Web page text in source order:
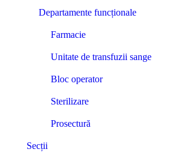
Departamente funcționale
Farmacie
Unitate de transfuzii sange
Bloc operator
Sterilizare
Prosectură
Secții